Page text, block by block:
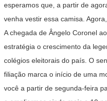
esperamos que, a partir de
venha vestir essa camisa.
A chegada de Ângelo Coronel
estratégia o crescimento da
colégios eleitorais do país. O
filiação marca o início de uma
você a partir de segunda-feira